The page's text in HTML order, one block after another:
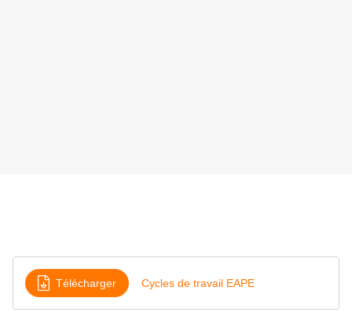
Télécharger Cycles de travail EAPE